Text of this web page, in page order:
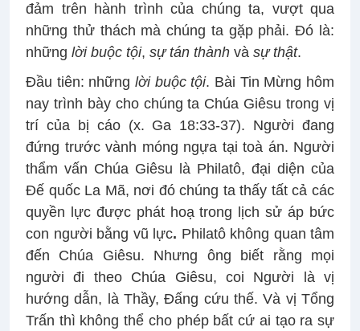
đảm trên hành trình của chúng ta, vượt qua
những thử thách mà chúng ta gặp phải. Đó là:
những lời buộc tội, sự tán thành và sự thật.
Đầu tiên: những lời buộc tội. Bài Tin Mừng hôm
nay trình bày cho chúng ta Chúa Giêsu trong vị
trí của bị cáo (x. Ga 18:33-37). Người đang
đứng trước vành móng ngựa tại toà án. Người
thẩm vấn Chúa Giêsu là Philatô, đại diện của
Đế quốc La Mã, nơi đó chúng ta thấy tất cả các
quyền lực được phát hoạ trong lịch sử áp bức
con người bằng vũ lực. Philatô không quan tâm
đến Chúa Giêsu. Nhưng ông biết rằng mọi
người đi theo Chúa Giêsu, coi Người là vị
hướng dẫn, là Thầy, Đấng cứu thế. Và vị Tổng
Trấn thì không thể cho phép bất cứ ai tạo ra sự